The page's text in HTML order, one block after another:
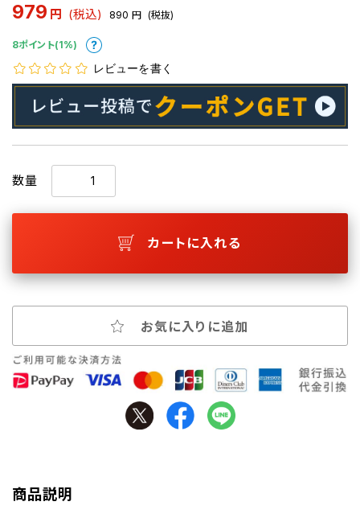
979 円 (税込) 890 円 (税抜)
8ポイント(1%)
レビューを書く
数量
カートに入れる
お気に入りに追加
商品説明